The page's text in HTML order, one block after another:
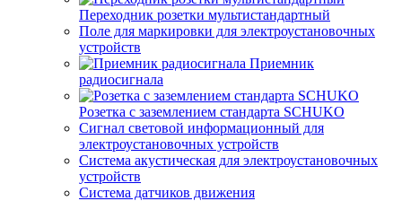
Переходник розетки мультистандартный
Поле для маркировки для электроустановочных
устройств
Приемник
радиосигнала
Розетка с заземлением стандарта SCHUKO
Сигнал световой информационный для
электроустановочных устройств
Система акустическая для электроустановочных
устройств
Система датчиков движения